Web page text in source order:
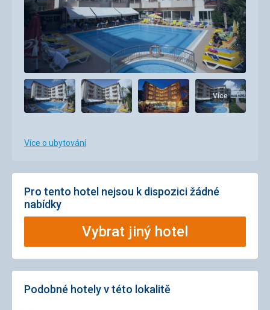
Více
Více o ubytování
Pro tento hotel nejsou k dispozici žádné
nabídky
Vybrat jiný hotel
Podobné hotely v této lokalitě